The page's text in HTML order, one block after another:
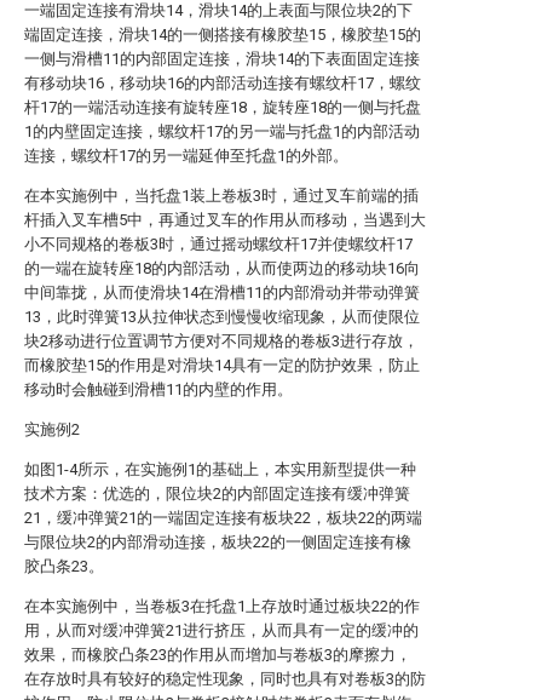
一端固定连接有滑块14，滑块14的上表面与限位块2的下
端固定连接，滑块14的一侧搭接有橡胶垫15，橡胶垫15的
一侧与滑槽11的内部固定连接，滑块14的下表面固定连接
有移动块16，移动块16的内部活动连接有螺纹杆17，螺纹
杆17的一端活动连接有旋转座18，旋转座18的一侧与托盘
1的内壁固定连接，螺纹杆17的另一端与托盘1的内部活动
连接，螺纹杆17的另一端延伸至托盘1的外部。
在本实施例中，当托盘1装上卷板3时，通过叉车前端的插
杆插入叉车槽5中，再通过叉车的作用从而移动，当遇到大
小不同规格的卷板3时，通过摇动螺纹杆17并使螺纹杆17
的一端在旋转座18的内部活动，从而使两边的移动块16向
中间靠拢，从而使滑块14在滑槽11的内部滑动并带动弹簧
13，此时弹簧13从拉伸状态到慢慢收缩现象，从而使限位
块2移动进行位置调节方便对不同规格的卷板3进行存放，
而橡胶垫15的作用是对滑块14具有一定的防护效果，防止
移动时会触碰到滑槽11的内壁的作用。
实施例2
如图1-4所示，在实施例1的基础上，本实用新型提供一种
技术方案：优选的，限位块2的内部固定连接有缓冲弹簧
21，缓冲弹簧21的一端固定连接有板块22，板块22的两端
与限位块2的内部滑动连接，板块22的一侧固定连接有橡
胶凸条23。
在本实施例中，当卷板3在托盘1上存放时通过板块22的作
用，从而对缓冲弹簧21进行挤压，从而具有一定的缓冲的
效果，而橡胶凸条23的作用从而增加与卷板3的摩擦力，
在存放时具有较好的稳定性现象，同时也具有对卷板3的防